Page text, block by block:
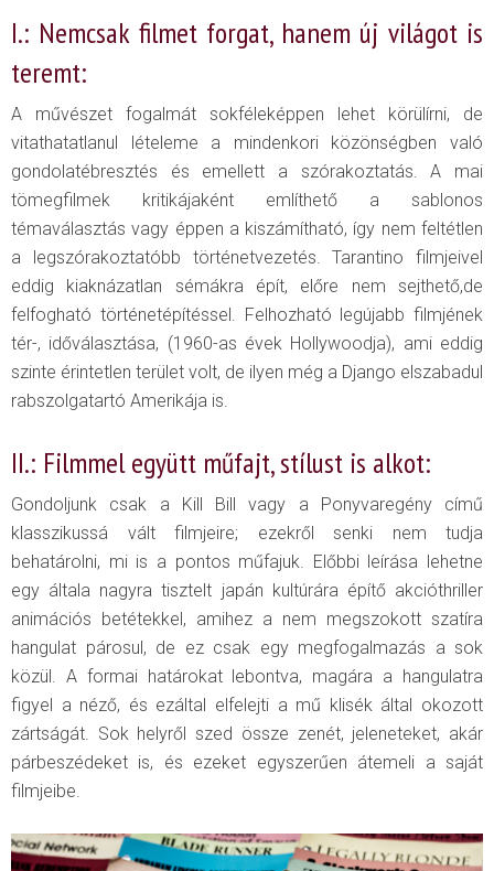
I.: Nemcsak filmet forgat, hanem új világot is
teremt:
A művészet fogalmát sokféleképpen lehet körülírni, de
vitathatatlanul lételeme a mindenkori közönségben való
gondolatébresztés és emellett a szórakoztatás. A mai
tömegfilmek kritikájaként említhető a sablonos
témaválasztás vagy éppen a kiszámítható, így nem feltétlen
a legszórakoztatóbb történetvezetés. Tarantino filmjeivel
eddig kiaknázatlan sémákra épít, előre nem sejthető,de
felfogható történetépítéssel. Felhozható legújabb filmjének
tér-, időválasztása, (1960-as évek Hollywoodja), ami eddig
szinte érintetlen terület volt, de ilyen még a Django elszabadul
rabszolgatartó Amerikája is.
II.: Filmmel együtt műfajt, stílust is alkot:
Gondoljunk csak a Kill Bill vagy a Ponyvaregény című
klasszikussá vált filmjeire; ezekről senki nem tudja
behatárolni, mi is a pontos műfajuk. Előbbi leírása lehetne
egy általa nagyra tisztelt japán kultúrára építő akcióthriller
animációs betétekkel, amihez a nem megszokott szatíra
hangulat párosul, de ez csak egy megfogalmazás a sok
közül. A formai határokat lebontva, magára a hangulatra
figyel a néző, és ezáltal elfelejti a mű klisék által okozott
zártságát. Sok helyről szed össze zenét, jeleneteket, akár
párbeszédeket is, és ezeket egyszerűen átemeli a saját
filmjeibe.